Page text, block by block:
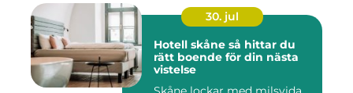
30. jul
Hotell skåne så hittar du
rätt boende för din nästa
vistelse